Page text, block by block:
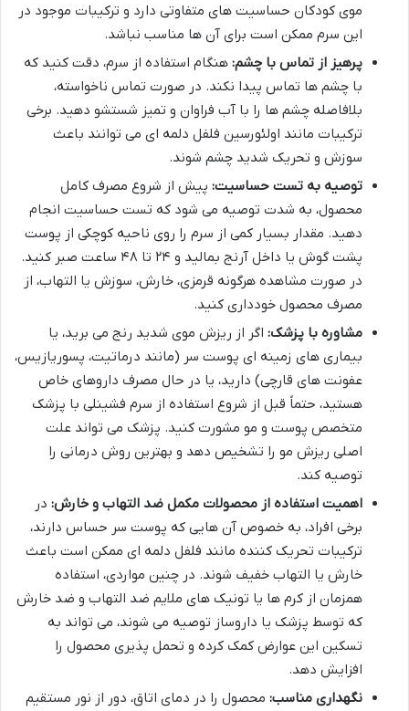
موی کودکان حساسیت های متفاوتی دارد و ترکیبات موجود در
این سرم ممکن است برای آن ها مناسب نباشد.
پرهیز از تماس با چشم: هنگام استفاده از سرم، دقت کنید که
با چشم ها تماس پیدا نکند. در صورت تماس ناخواسته،
بلافاصله چشم ها را با آب فراوان و تمیز شستشو دهید. برخی
ترکیبات مانند اولئورسین فلفل دلمه ای می توانند باعث
سوزش و تحریک شدید چشم شوند.
توصیه به تست حساسیت: پیش از شروع مصرف کامل
محصول، به شدت توصیه می شود که تست حساسیت انجام
دهید. مقدار بسیار کمی از سرم را روی ناحیه کوچکی از پوست
پشت گوش یا داخل آرنج بمالید و ۲۴ تا ۴۸ ساعت صبر کنید.
در صورت مشاهده هرگونه قرمزی، خارش، سوزش یا التهاب، از
مصرف محصول خودداری کنید.
مشاوره با پزشک: اگر از ریزش موی شدید رنج می برید، یا
بیماری های زمینه ای پوست سر (مانند درماتیت، پسوریازیس،
عفونت های قارچی) دارید، یا در حال مصرف داروهای خاص
هستید، حتماً قبل از شروع استفاده از سرم فشینلی با پزشک
متخصص پوست و مو مشورت کنید. پزشک می تواند علت
اصلی ریزش مو را تشخیص دهد و بهترین روش درمانی را
توصیه کند.
اهمیت استفاده از محصولات مکمل ضد التهاب و خارش: در
برخی افراد، به خصوص آن هایی که پوست سر حساس دارند،
ترکیبات تحریک کننده مانند فلفل دلمه ای ممکن است باعث
خارش یا التهاب خفیف شوند. در چنین مواردی، استفاده
همزمان از کرم ها یا تونیک های ملایم ضد التهاب و ضد خارش
که توسط پزشک یا داروساز توصیه می شوند، می تواند به
تسکین این عوارض کمک کرده و تحمل پذیری محصول را
افزایش دهد.
نگهداری مناسب: محصول را در دمای اتاق، دور از نور مستقیم